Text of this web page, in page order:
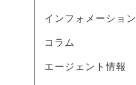
インフォメーション
コラム
エージェント情報